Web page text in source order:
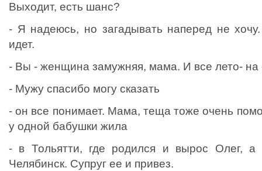
Выходит, есть шанс?
- Я надеюсь, но загадывать наперед не
идет.
- Вы - женщина замужняя, мама. И все лето- на
- Мужу спасибо могу сказать
- он все понимает. Мама, теща тоже очень
у одной бабушки жила
- в Тольятти, где родился и вырос Олег, а
Челябинск. Супруг ее и привез.